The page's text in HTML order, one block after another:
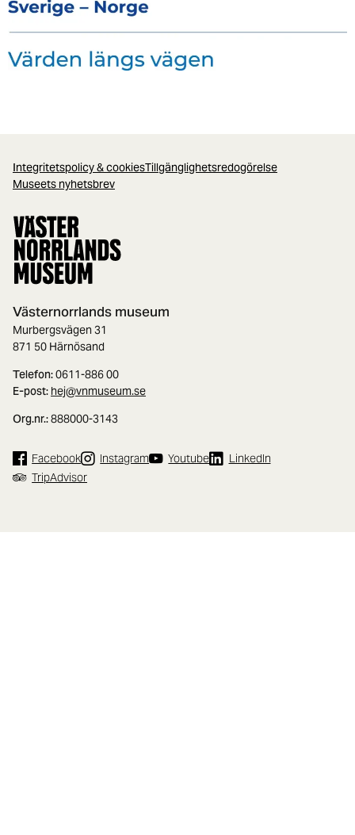
Integritetspolicy & cookiesTillgänglighetsredogörelse
Museets nyhetsbrev
Västernorrlands museum
Murbergsvägen 31
871 50 Härnösand
Telefon:0611-886 00
E-post: hej@vnmuseum.se
Org.nr.:888000-3143
Facebook Instagram Youtube
LinkedIn
TripAdvisor